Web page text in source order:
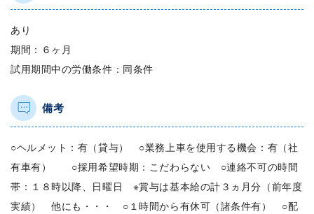
あり
期間：６ヶ月
試用期間中の労働条件：同条件
備考
○ヘルメット：有（貸与） ○業務上車を使用する機会：有（社
有車有） ○採用希望時期：こだわらない ○連絡不可の時間
帯：１８時以降、日曜日 ※賞与は基本給の計３ヵ月分（前年度
実績） 他にも・・・ ○１時間から有休可（諸条件有） ○配